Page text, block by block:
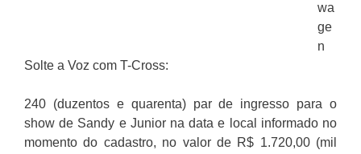
wa
ge
n
Solte a Voz com T-Cross:
240 (duzentos e quarenta) par de ingresso para o
show de Sandy e Junior na data e local informado no
momento do cadastro, no valor de R$ 1.720,00 (mil